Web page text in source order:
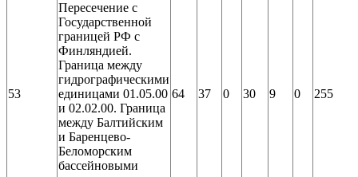
53
Пересечение с
Государственной
границей РФ с
Финляндией.
Граница между
гидрографическими
единицами 01.05.00
и 02.02.00. Граница
между Балтийским
и Баренцево-
Беломорским
бассейновыми
64 37 0 30 9 0 255